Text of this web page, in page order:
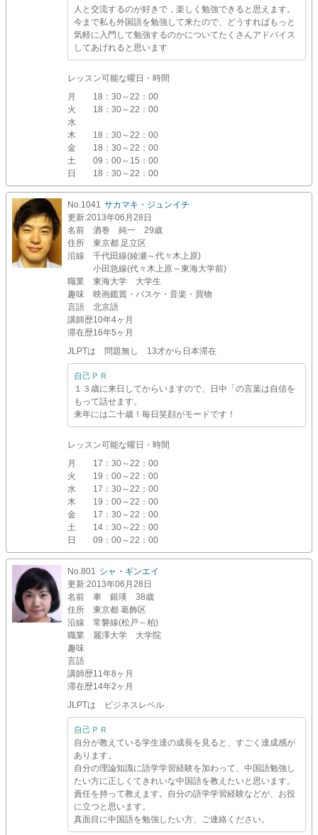
人と交流するのが好きで，楽しく勉強できると思えます。
今まで私も外国語を勉強して来たので、どうすればもっと
気軽に入門して勉強するのかについてたくさんアドバイス
してあげれると思います
レッスン可能な曜日・時間
月
18：30～22：00
火
18：30～22：00
水
木
18：30～22：00
金
18：30～22：00
土
09：00～15：00
日
18：30～22：00
No.1041 サカマキ・ジュンイチ
更新:2013年06月28日
名前
酒巻 純一 29歳
住所
東京都 足立区
沿線
千代田線(綾瀬～代々木上原)
小田急線(代々木上原～東海大学前)
職業
東海大学 大学生
趣味
映画鑑賞・バスケ・音楽・買物
言語
北京語
講師歴10年4ヶ月
滞在歴16年5ヶ月
JLPTは 問題無し 13才から日本滞在
自己ＰＲ
１３歳に来日してからいますので、日中「の言葉は自信を
もって話せます。
来年には二十歳！毎日笑顔がモードです！
レッスン可能な曜日・時間
月
17：30～22：00
火
19：00～22：00
水
17：30～22：00
木
19：00～22：00
金
17：30～22：00
土
14：30～22：00
日
09：00～22：00
No.801 シャ・ギンエイ
更新:2013年06月28日
名前
車 銀瑛 38歳
住所
東京都 葛飾区
沿線
常磐線(松戸～柏)
職業
麗澤大学 大学院
趣味
言語
講師歴11年8ヶ月
滞在歴14年2ヶ月
JLPTは ビジネスレベル
自己ＰＲ
自分が教えている学生達の成長を見ると、すごく達成感が
あります。
自分の理論知識に語学学習経験を加わって、中国語勉強し
たい方に正しくてきれいな中国語を教えたいと思います。
責任を持って教えます。自分の語学学習経験などが、お役
に立つと思います。
真面目に中国語を勉強したい方、ご連絡ください。